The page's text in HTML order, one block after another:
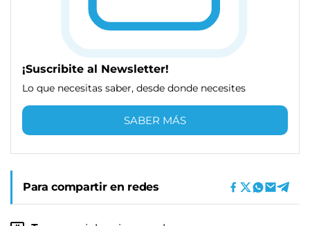
¡Suscribite al Newsletter!
Lo que necesitas saber, desde donde necesites
SABER MÁS
Para compartir en redes